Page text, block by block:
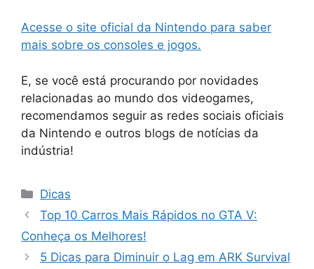
Acesse o site oficial da Nintendo para saber
mais sobre os consoles e jogos.
E, se você está procurando por novidades
relacionadas ao mundo dos videogames,
recomendamos seguir as redes sociais oficiais
da Nintendo e outros blogs de notícias da
indústria!
Categorias
Dicas
Top 10 Carros Mais Rápidos no GTA V:
Conheça os Melhores!
5 Dicas para Diminuir o Lag em ARK Survival